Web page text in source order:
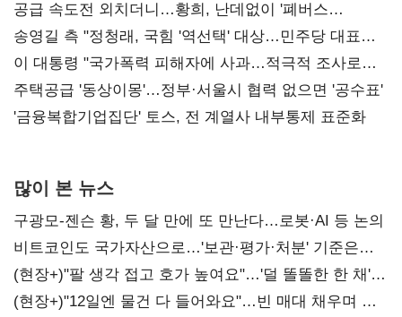
공급 속도전 외치더니…황희, 난데없이 '폐버스
리모델링' 제안
송영길 측 "정청래, 국힘 '역선택' 대상…민주당 대표로
총선 지휘 못해"
이 대통령 "국가폭력 피해자에 사과…적극적 조사로
진실 밝혀야"
주택공급 '동상이몽'…정부·서울시 협력 없으면 '공수표'
'금융복합기업집단' 토스, 전 계열사 내부통제 표준화
많이 본 뉴스
구광모-젠슨 황, 두 달 만에 또 만난다…로봇·AI 등 논의
비트코인도 국가자산으로…'보관·평가·처분' 기준은
숙제
(현장+)"팔 생각 접고 호가 높여요"…'덜 똘똘한 한 채'
20억 키맞추기
(현장+)"12일엔 물건 다 들어와요"…빈 매대 채우며 문